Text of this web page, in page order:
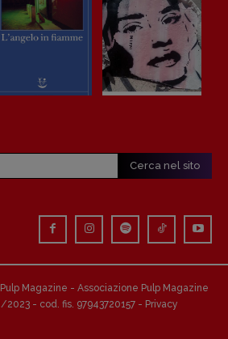
Cerca nel sito
Magazine - Associazione Pulp Magazine
2023 - cod. fis. 97943720157 - Privacy